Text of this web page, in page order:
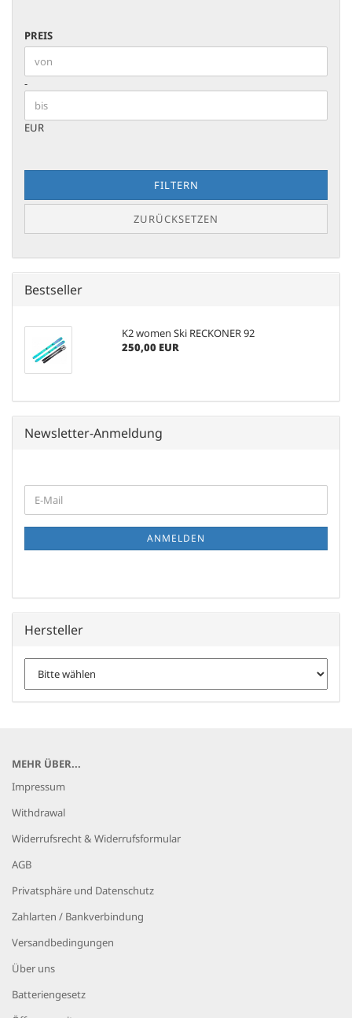
PREIS
PREIS
Preis bis
-
EUR
FILTERN
ZURÜCKSETZEN
Bestseller
K2 women Ski RECKONER 92
250,00 EUR
Newsletter-Anmeldung
ZUR
NEWSLETTER-
E-
Mail
ANMELDEN
Hersteller
MEHR ÜBER...
Impressum
Withdrawal
Widerrufsrecht & Widerrufsformular
AGB
Privatsphäre und Datenschutz
Zahlarten / Bankverbindung
Versandbedingungen
Über uns
Batteriengesetz